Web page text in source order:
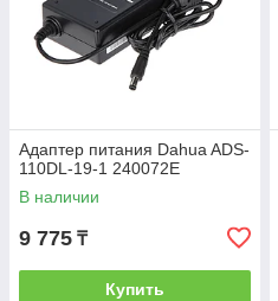
Адаптер питания Dahua ADS-
110DL-19-1 240072E
В наличии
9 775 ₸
Купить